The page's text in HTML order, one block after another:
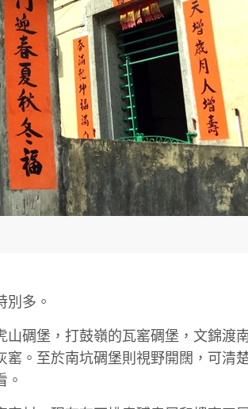
別多。
碉堡，打鼓嶺的瓦窰碉堡，文錦渡
。至於南坑碉堡則視野開闊，可清
。